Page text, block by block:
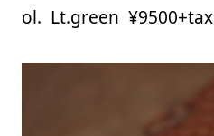
ol. Lt.green ¥9500+tax